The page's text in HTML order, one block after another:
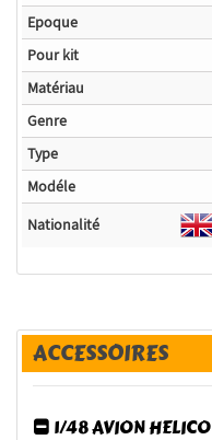
Epoque
Pour kit
Matériau
Genre
Type
Modéle
Nationalité
ACCESSOIRES
1/48 AVION HELICO